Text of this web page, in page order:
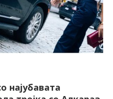
најубавата